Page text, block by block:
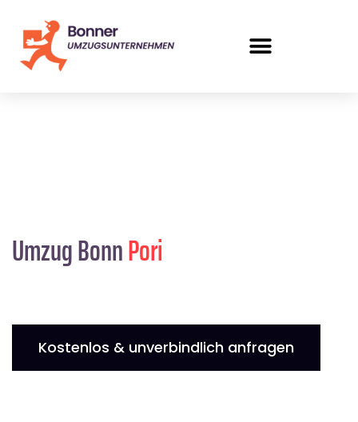
Umzug BonnPori
Kostenlos & unverbindlich anfragen